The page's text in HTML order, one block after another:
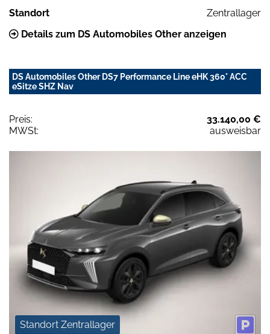
Standort
Zentrallager
Details zum DS Automobiles Other anzeigen
DS Automobiles Other DS7 Performance Line eHK 360° ACC
eSitze SHZ Nav
Preis:
33.140,00 €
MWSt:
ausweisbar
Standort Zentrallager